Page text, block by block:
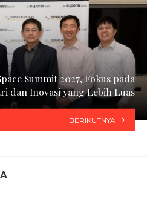
Summit 2027, Fokus pada
dan Inovasi yang Lebih Luas
BERIKUTNYA